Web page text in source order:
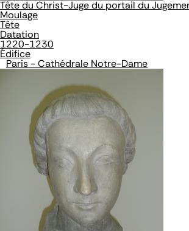
Tête du Christ-Juge du portail du
Moulage
Tête
Datation
1220-1230
Édifice
Paris - Cathédrale Notre-Dame